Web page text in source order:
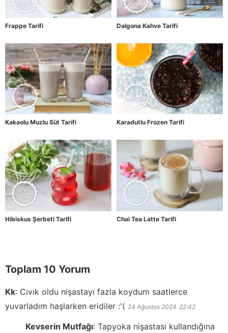
Frappe Tarifi Dalgona Kahve Tarifi
Kakaolu Muzlu Süt Tarifi Karadutlu Frozen Tarifi
Hibiskus Şerbeti Tarifi Chai Tea Latte Tarifi
Toplam 10 Yorum
Kk: Cıvık oldu nişastayı fazla koydum saatlerce
yuvarladım haşlarken eridiler :'( 24 Ağustos 2024 22:42
Kevserin Mutfağı: Tapyoka nişastası kullandığına